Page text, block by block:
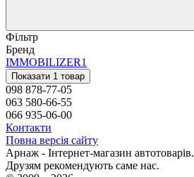
Фільтр
Бренд
IMMOBILIZER1
Показати 1 товар
098 878-77-05
063 580-66-55
066 935-06-00
Контакти
Повна версія сайту
Арнаж - Інтернет-магазин автотоварів.
Друзям рекомендують саме нас.